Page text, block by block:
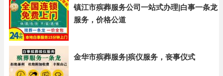
镇江市殡葬服务公司一站式办理|白事一条龙
服务，价格公道
金华市殡葬服务|殡仪服务，丧事仪式